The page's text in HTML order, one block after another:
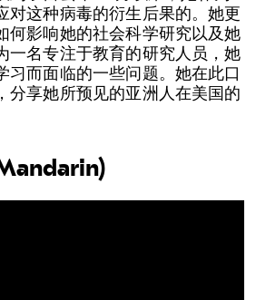
对这种病毒的衍生后果的。她更
何影响她的社会科学研究以及她
一名专注于教育的研究人员，她
习而面临的一些问题。她在此口
分享她所预见的亚洲人在美国的